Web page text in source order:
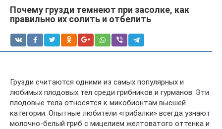
Почему грузди темнеют при засолке, как
правильно их солить и отбелить
Грузди считаются одними из самых популярных и
любимых плодовых тел среди грибников и гурманов. Эти
плодовые тела относятся к микобионтам высшей
категории. Опытные любители «грибалки» всегда узнают
молочно-белый гриб с мицелием желтоватого оттенка и